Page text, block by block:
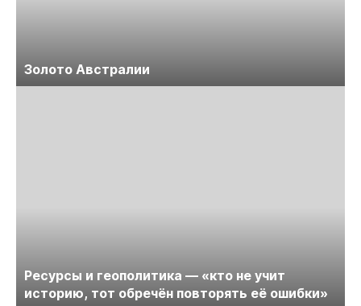
Золото Австралии
Ресурсы и геополитика — «кто не учит
историю, тот обречён повторять её ошибки»